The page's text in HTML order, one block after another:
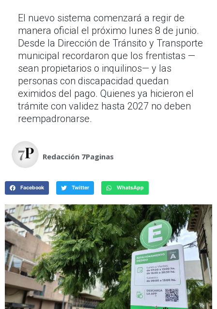
El nuevo sistema comenzará a regir de
manera oficial el próximo lunes 8 de junio.
Desde la Dirección de Tránsito y Transporte
municipal recordaron que los frentistas —
sean propietarios o inquilinos— y las
personas con discapacidad quedan
eximidos del pago. Quienes ya hicieron el
trámite con validez hasta 2027 no deben
reempadronarse.
Redacción 7Paginas
Facebook Twitter WhatsApp